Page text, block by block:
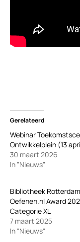
Gerelateerd
Webinar
Ontwikkelplein (13
30 maart 2026
In "Nieuws"
Bibliotheek
Oefenen.nl Award
Categorie XL
7 maart 2025
In "Nieuws"